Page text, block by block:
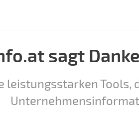
sagt
leistungsstarken